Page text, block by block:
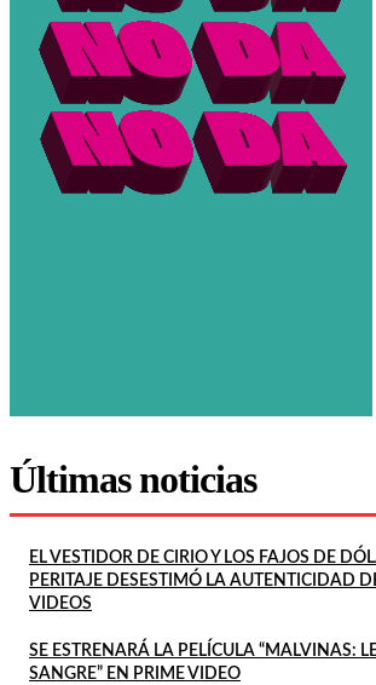
Últimas noticias
EL VESTIDOR DE CIRIO Y LOS FAJOS DE
PERITAJE DESESTIMÓ LA AUTENTICIDAD
VIDEOS
SE ESTRENARÁ LA PELÍCULA “MALVINAS:
SANGRE” EN PRIME VIDEO